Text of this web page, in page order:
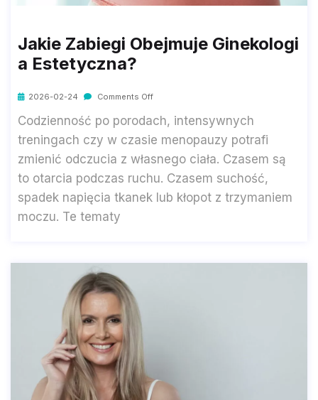
Jakie Zabiegi Obejmuje Ginekologi
A Estetyczna?
2026-02-24 Comments Off
Codzienność po porodach, intensywnych
treningach czy w czasie menopauzy potrafi
zmienić odczucia z własnego ciała. Czasem są
to otarcia podczas ruchu. Czasem suchość,
spadek napięcia tkanek lub kłopot z trzymaniem
moczu. Te tematy